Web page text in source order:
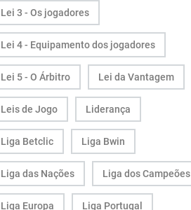
Lei 3 - Os jogadores
Lei 4 - Equipamento dos jogadores
Lei 5 - O Árbitro Lei da Vantagem
Leis de Jogo Liderança
Liga Betclic Liga Bwin
Liga das Nações Liga dos Campeões
Liga Europa Liga Portugal